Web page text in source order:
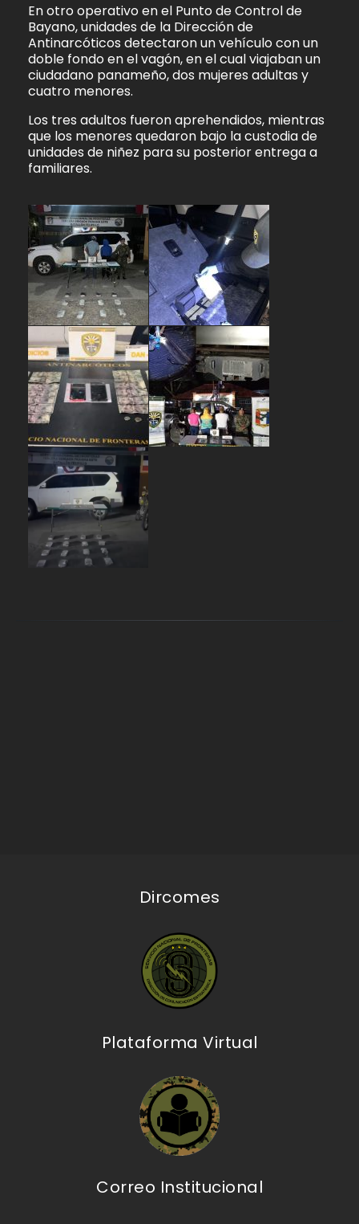
En otro operativo en el Punto de Control de
Bayano, unidades de la Dirección de
Antinarcóticos detectaron un vehículo con un
doble fondo en el vagón, en el cual viajaban un
ciudadano panameño, dos mujeres adultas y
cuatro menores.
Los tres adultos fueron aprehendidos, mientras
que los menores quedaron bajo la custodia de
unidades de niñez para su posterior entrega a
familiares.
Dircomes
Plataforma Virtual
Correo Institucional